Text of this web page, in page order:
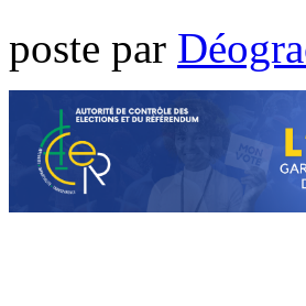
poste par